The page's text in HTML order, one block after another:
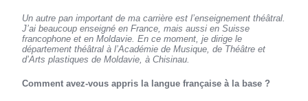
Un autre pan important de ma carrière est l’enseignement théâtral.
J’ai beaucoup enseigné en France, mais aussi en Suisse
francophone et en Moldavie. En ce moment, je dirige le
département théâtral à l’Académie de Musique, de Théâtre et
d’Arts plastiques de Moldavie, à Chisinau.
Comment avez-vous appris la langue française à la base ?